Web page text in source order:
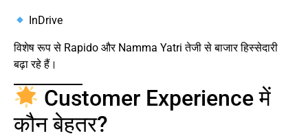
InDrive
विशेष रूप से Rapido और Namma Yatri तेजी से बाजार हिस्सेदारी
बढ़ा रहे हैं।
Customer Experience में
कौन बेहतर?